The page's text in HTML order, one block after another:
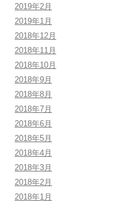
2019年2月
2019年1月
2018年12月
2018年11月
2018年10月
2018年9月
2018年8月
2018年7月
2018年6月
2018年5月
2018年4月
2018年3月
2018年2月
2018年1月